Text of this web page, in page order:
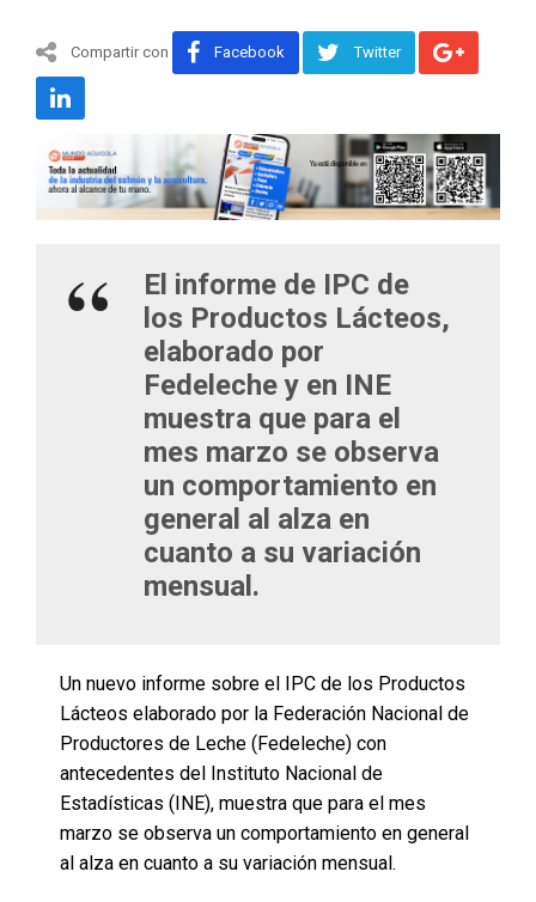
Compartir con Facebook Twitter
El informe de IPC de
los Productos Lácteos,
elaborado por
Fedeleche y en INE
muestra que para el
mes marzo se observa
un comportamiento en
general al alza en
cuanto a su variación
mensual.
Un nuevo informe sobre el IPC de los Productos
Lácteos elaborado por la Federación Nacional de
Productores de Leche (Fedeleche) con
antecedentes del Instituto Nacional de
Estadísticas (INE), muestra que para el mes
marzo se observa un comportamiento en general
al alza en cuanto a su variación mensual.